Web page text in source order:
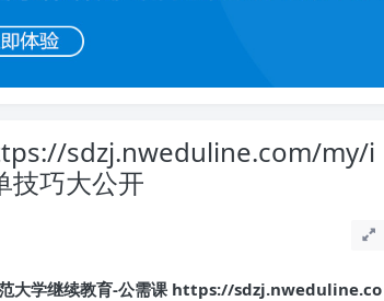
sdzj.nweduline.com/my/i
技巧大公开
大学继续教育-公需课 https://sdzj.nweduline.co